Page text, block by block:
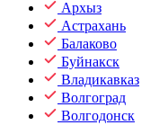
Архыз
Астрахань
Балаково
Буйнакск
Владикавказ
Волгоград
Волгодонск